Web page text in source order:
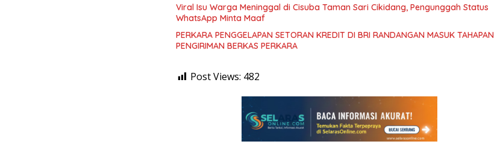
Viral Isu Warga Meninggal di Cisuba Taman Sari Cikidang, Pengunggah Status
WhatsApp Minta Maaf
PERKARA PENGGELAPAN SETORAN KREDIT DI BRI RANDANGAN MASUK TAHAPAN
PENGIRIMAN BERKAS PERKARA
Post Views: 482